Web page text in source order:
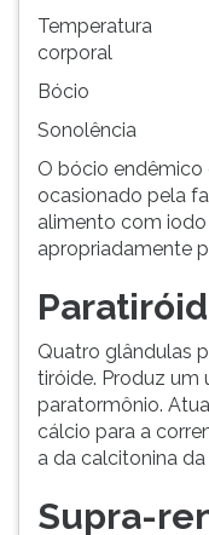
Temperatura
corporal
Bócio
Sonolência
O bócio endêmico
ocasionado pela
alimento com iodo
apropriadamente
Quatro glândulas
tiróide. Produz um
paratormônio.
cálcio para a
a da calcitonina da
Supra-